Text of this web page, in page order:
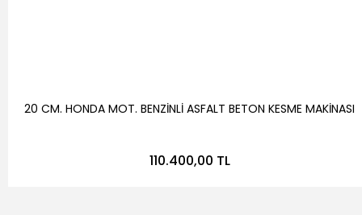
20 CM. HONDA MOT. BENZİNLİ ASFALT BETON KESME MAKİNASI
110.400,00 TL